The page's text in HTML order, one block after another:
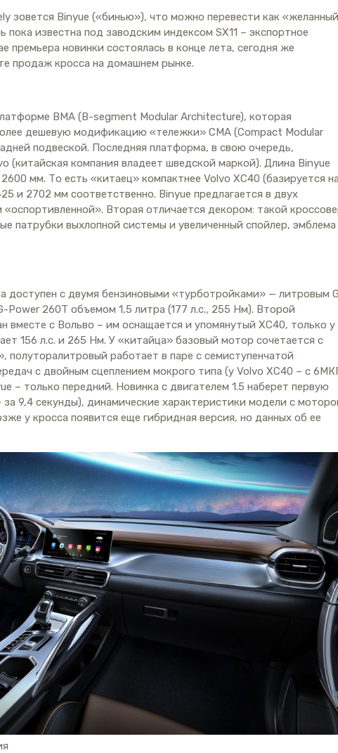
зовется Binyue («бинью»), что можно перевести как «желанный
пока известна под заводским индексом SX11 – экспортное
премьера новинки состоялась в конце лета, сегодня же
продаж кросса на домашнем рынке.
BMA (B-segment Modular Architecture), которая
дешевую модификацию «тележки» СМА (Compact Modular
подвеской. Последняя платформа, в свою очередь,
(китайская компания владеет шведской маркой). Длина Binyue
мм. То есть «китаец» компактнее Volvo XC40 (базируется на
и 2702 мм соответственно. Binyue предлагается в двух
Вторая отличается декором: такой
патрубки выхлопной системы и увеличенный спойлер, эмблема
доступен с двумя бензиновыми «турботройками» — литровым
Power 260T объемом 1,5 литра (177 л.с., 255 Нм). Второй
вместе с Вольво – им оснащается и упомянутый XC40, только у
156 л.с. и 265 Нм. У «китайца» базовый мотор сочетается с
полуторалитровый работает в паре с семиступенчатой
с двойным сцеплением мокрого типа (у Volvo XC40 – с
– только передний. Новинка с двигателем 1.5 наберет первую
9,4 секунды), динамические характеристики модели с
у кросса появится еще гибридная версия, но данных об ее